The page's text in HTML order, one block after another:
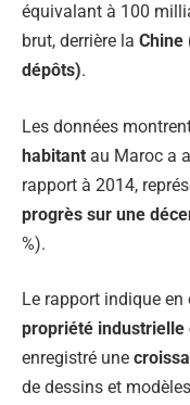
équivalant à 100
brut, derrière la Chine
dépôts).
Les données
habitant au Maroc a
rapport à 2014,
progrès sur une
%).
Le rapport indique en
propriété industrielle
enregistré une
de dessins et